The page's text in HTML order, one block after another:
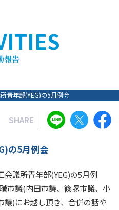
青年部(YEG)の5月例会
SHARE
の5月例会
議所青年部(YEG)の5月例
市議(内田市議、篠塚市議、小
議)にお越し頂き、合併の話や